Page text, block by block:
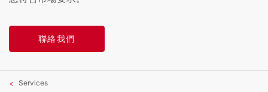
聯絡我們
Services